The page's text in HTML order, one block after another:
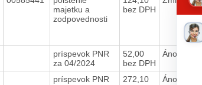
majetku a
zodpovednosti
bez DPH
príspevok PNR
za 04/2024
52,00
bez DPH
Áno
príspevok PNR
272,10
Áno